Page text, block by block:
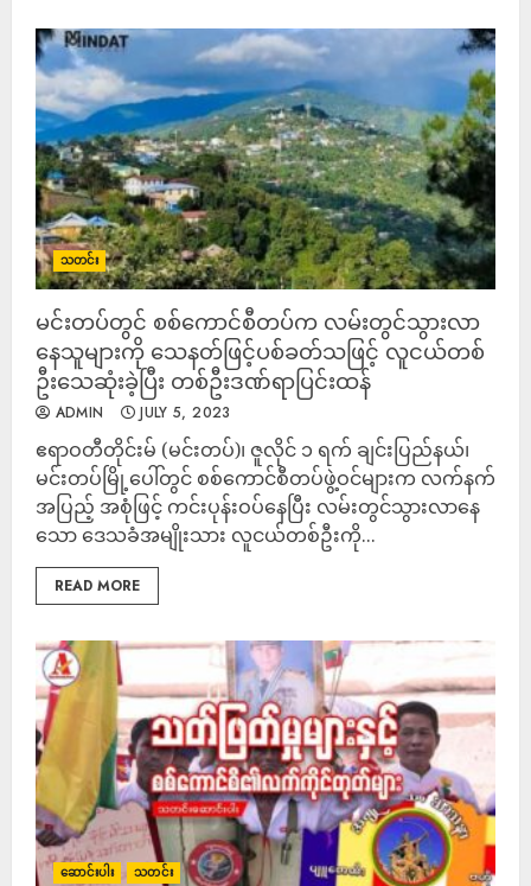
သတင်း
မင်းတပ်တွင် စစ်ကောင်စီတပ်က လမ်းတွင်သွားလာ
နေသူများကို သေနတ်ဖြင့်ပစ်ခတ်သဖြင့် လူငယ်တစ်
ဦးသေဆုံးခဲ့ပြီး တစ်ဦးဒဏ်ရာပြင်းထန်
ADMIN JULY 5, 2023
ဧရာဝတီတိုင်းမ် (မင်းတပ်)၊ ဇူလိုင် ၁ ရက် ချင်းပြည်နယ်၊
မင်းတပ်မြို့ပေါ်တွင် စစ်ကောင်စီတပ်ဖွဲ့ဝင်များက လက်နက်
အပြည့် အစုံဖြင့် ကင်းပုန်းဝပ်နေပြီး လမ်းတွင်သွားလာနေ
သော ဒေသခံအမျိုးသား လူငယ်တစ်ဦးကို...
READ MORE
ဆောင်းပါး သတင်း